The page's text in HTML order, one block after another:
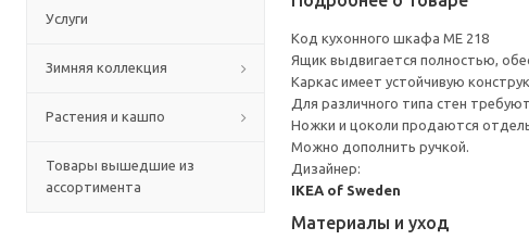
Услуги
Зимняя коллекция
Растения и кашпо
Товары вышедшие из
ассортимента
Код кухонного шкафа ME 218
Ящик выдвигается полностью,
Каркас имеет устойчивую
Для различного типа стен
Ножки и цоколи продаются
Можно дополнить ручкой.
Дизайнер:
IKEA of Sweden
Материалы и уход